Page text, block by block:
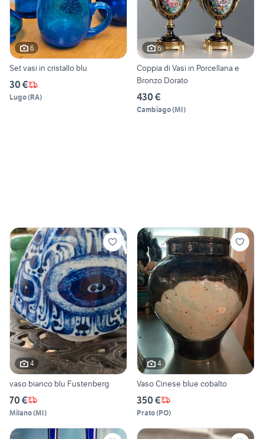
6
Set vasi in cristallo blu
30 €
Lugo(RA)
6
Coppia di Vasi in Porcellana e
Bronzo Dorato
430 €
Cambiago(MI)
4
vaso bianco blu Fustenberg
70 €
Milano(MI)
4
Vaso Cinese blue cobalto
350 €
Prato(PO)